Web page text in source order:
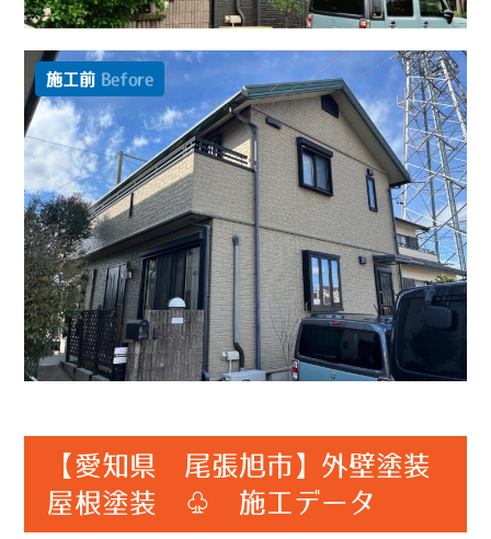
施工前 Before
【愛知県 尾張旭市】外壁塗装
屋根塗装 ♧ 施工データ